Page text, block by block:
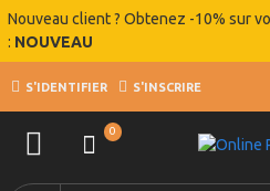
Nouveau client ? Obtenez -10% sur
: NOUVEAU
S'IDENTIFIER S'INSCRIRE
0